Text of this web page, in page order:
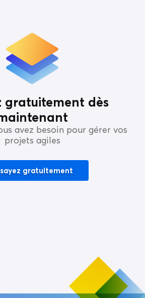
gratuitement dès
avez besoin pour gérer vos
projets agiles
gratuitement